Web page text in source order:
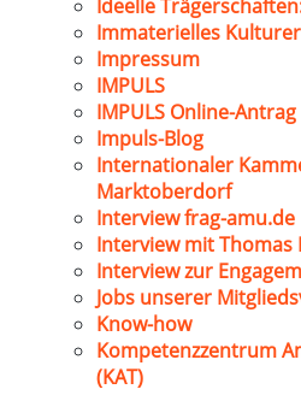
Ideelle
Immaterielles
Impressum
IMPULS
IMPULS Online-Antrag
Impuls-Blog
Internationaler
Marktoberdorf
Interview frag-amu.de
Interview mit
Interview zur
Jobs unserer
Know-how
Kompetenzzentrum
(KAT)